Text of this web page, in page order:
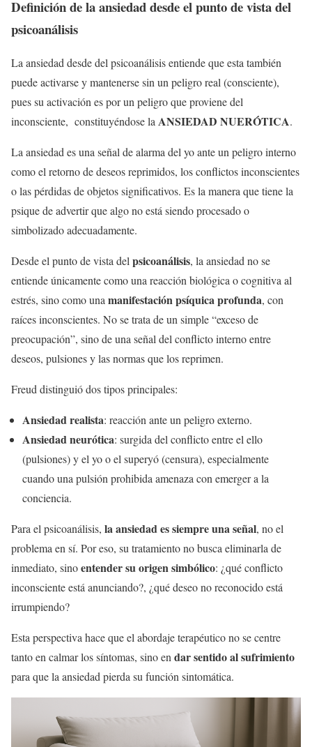
Definición de la ansiedad desde el punto de vista del
psicoanálisis
La ansiedad desde del psicoanálisis entiende que esta también
puede activarse y mantenerse sin un peligro real (consciente),
pues su activación es por un peligro que proviene del
inconsciente, constituyéndose laANSIEDAD NUERÓTICA.
La ansiedad es una señal de alarma del yo ante un peligro interno
como el retorno de deseos reprimidos, los conflictos inconscientes
o las pérdidas de objetos significativos. Es la manera que tiene la
psique de advertir que algo no está siendo procesado o
simbolizado adecuadamente.
Desde el punto de vista delpsicoanálisis, la ansiedad no se
entiende únicamente como una reacción biológica o cognitiva al
estrés, sino como unamanifestación psíquica profunda, con
raíces inconscientes. No se trata de un simple “exceso de
preocupación”, sino de una señal del conflicto interno entre
deseos, pulsiones y las normas que los reprimen.
Freud distinguió dos tipos principales:
Ansiedad realista: reacción ante un peligro externo.
Ansiedad neurótica: surgida del conflicto entre el ello
(pulsiones) y el yo o el superyó (censura), especialmente
cuando una pulsión prohibida amenaza con emerger a la
conciencia.
Para el psicoanálisis, la ansiedad es siempre una señal, no el
problema en sí. Por eso, su tratamiento no busca eliminarla de
inmediato, sinoentender su origen simbólico: ¿qué conflicto
inconsciente está anunciando?, ¿qué deseo no reconocido está
irrumpiendo?
Esta perspectiva hace que el abordaje terapéutico no se centre
tanto en calmar los síntomas, sino endar sentido al sufrimiento
para que la ansiedad pierda su función sintomática.